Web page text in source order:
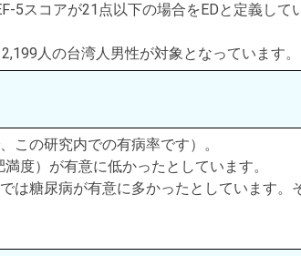
5スコアが21点以下の場合をEDと定義して
人の台湾人男性が対象となっています。
この研究内での有病率です）。
度）が有意に低かったとしています。
は糖尿病が有意に多かったとしています。